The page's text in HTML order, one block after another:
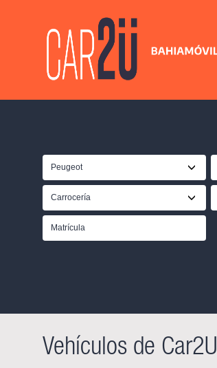
Peugeot
Carrocería
Vehículos de Car2U